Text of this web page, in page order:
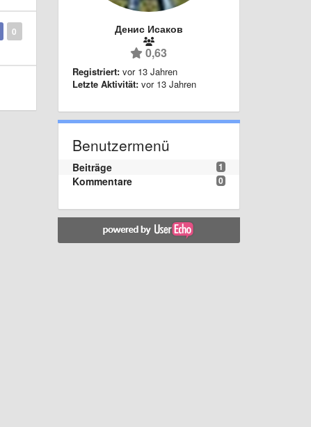
0 Денис Исаков
0,63
Registriert: vor 13 Jahren
Letzte Aktivität: vor 13 Jahren
Benutzermenü
1
Beiträge
0
Kommentare